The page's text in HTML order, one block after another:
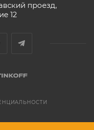
проезд,
12